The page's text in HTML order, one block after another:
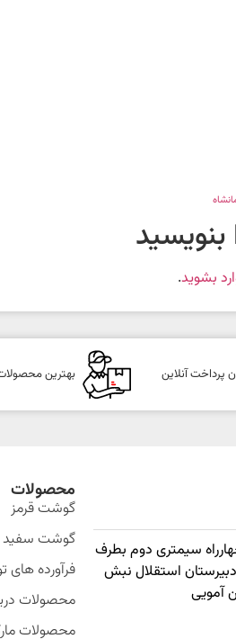
بنویسید
بشوید.
پرداخت آنلاین بهترین
بهمن چهارراه سیمتری دوم بطرف
استقلال نبش
محصولات
گوشت قرمز
گوشت سفید
فرآورده های
محصولات
محصولات